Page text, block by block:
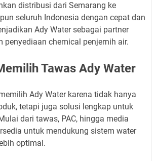
distribusi dari Semarang ke
seluruh Indonesia dengan cepat dan
Ady Water sebagai partner
penyediaan chemical penjernih air.
Tawas Ady Water
Ady Water karena tidak hanya
tetapi juga solusi lengkap untuk
dari tawas, PAC, hingga media
untuk mendukung sistem water
optimal.